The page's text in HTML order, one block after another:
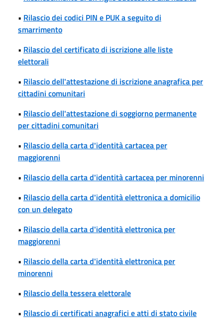
• Rilascio dei codici PIN e PUK a seguito di
smarrimento
• Rilascio del certificato di iscrizione alle liste
elettorali
• Rilascio dell'attestazione di iscrizione anagrafica per
cittadini comunitari
• Rilascio dell'attestazione di soggiorno permanente
per cittadini comunitari
• Rilascio della carta d'identità cartacea per
maggiorenni
• Rilascio della carta d'identità cartacea per minorenni
• Rilascio della carta d'identità elettronica a domicilio
con un delegato
• Rilascio della carta d'identità elettronica per
maggiorenni
• Rilascio della carta d'identità elettronica per
minorenni
• Rilascio della tessera elettorale
• Rilascio di certificati anagrafici e atti di stato civile